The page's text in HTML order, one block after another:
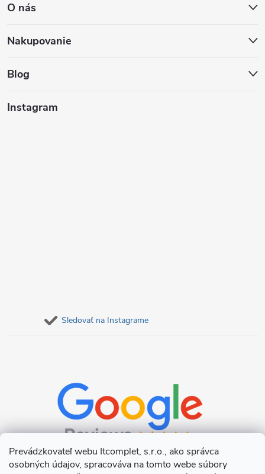
Prevádzkovateľ webu Itcomplet, s.r.o., ako správca
osobných údajov, spracováva na tomto webe súbory
p
ä
O nás
Nakupovanie
Blog
Instagram
Sledovať na Instagrame